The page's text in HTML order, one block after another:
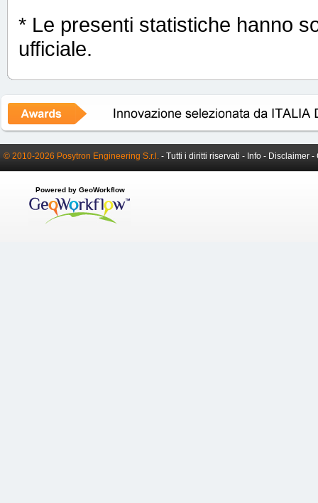
* Le presenti statistiche hanno
ufficiale.
© 2010-2026 Posytron Engineering S.r.l. - Tutti i diritti riservati - Info - Disclaimer -
Powered by GeoWorkflow